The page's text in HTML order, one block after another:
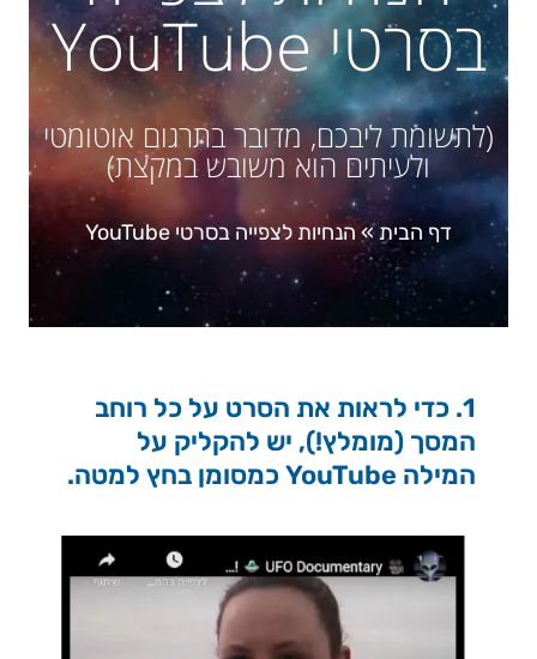
בסרטי YouTube
(לתשומת ליבכם, מדובר בתרגום אוטומטי
ולעיתים הוא משובש במקצת)
דף הבית» הנחיות לצפייה בסרטי YouTube
1. כדי לראות את הסרט על כל רוחב
המסך (מומלץ!), יש להקליק על
המילה YouTube כמסומן בחץ למטה.